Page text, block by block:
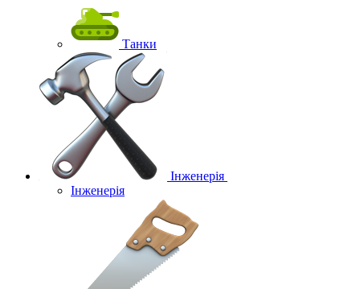
Танки
Інженерія
Інженерія